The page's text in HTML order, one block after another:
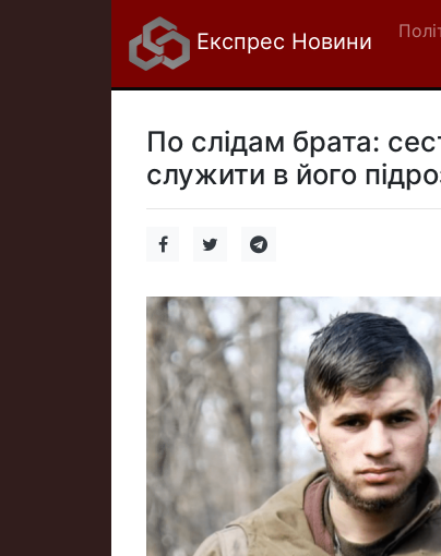
Експрес Новини
По слідам брата:
служити в його